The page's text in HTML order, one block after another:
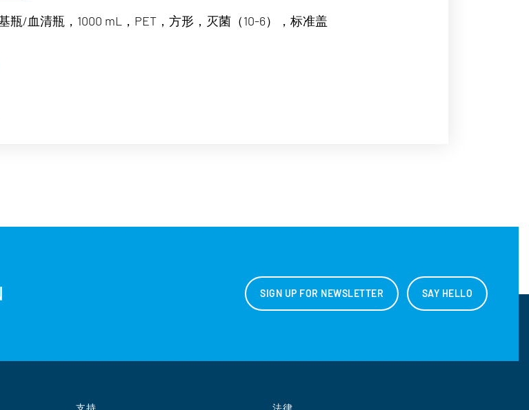
瓶/血清瓶，1000 mL，PET，方形，灭菌（10-6），标准盖
SIGN UP FOR NEWSLETTER SAY HELLO